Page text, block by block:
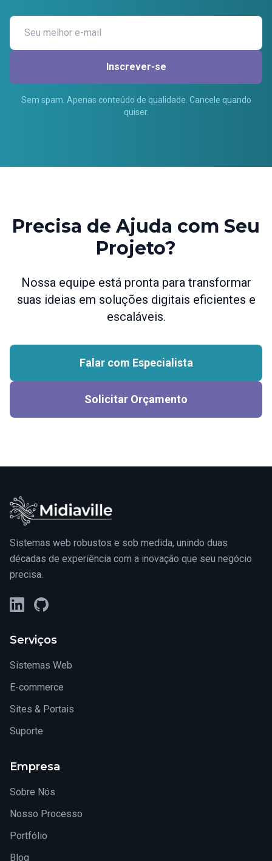
Inscrever-se
Sem spam. Apenas conteúdo de qualidade. Cancele quando
quiser.
Precisa de Ajuda com Seu
Projeto?
Nossa equipe está pronta para transformar
suas ideias em soluções digitais eficientes e
escaláveis.
Falar com Especialista
Solicitar Orçamento
Sistemas web robustos e sob medida, unindo duas
décadas de experiência com a inovação que seu negócio
precisa.
LinkedInGitHub
Serviços
Sistemas Web
E-commerce
Sites & Portais
Suporte
Empresa
Sobre Nós
Nosso Processo
Portfólio
Blog